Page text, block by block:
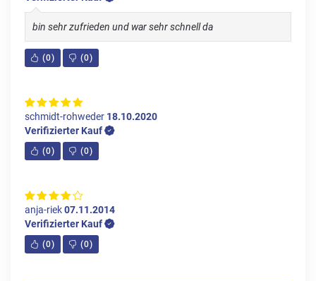
bin sehr zufrieden und war sehr schnell da
(0) (0)
schmidt-rohweder 18.10.2020
Verifizierter Kauf
(0) (0)
anja-riek07.11.2014
Verifizierter Kauf
(0) (0)